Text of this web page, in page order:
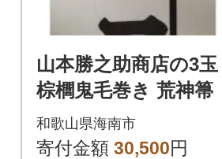
山本勝之助商店の3玉
棕櫚鬼毛巻き 荒神箒
和歌山県海南市
寄付金額 30,500円